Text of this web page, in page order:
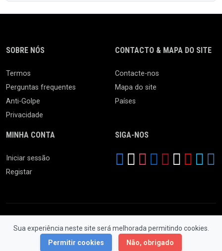
Sua experiência neste site será melhorada permitindo cookies.
Permitir cookies
Não, obrigado
SOBRE NÓS
Termos
Perguntas frequentes
Anti-Golpe
Privacidade
CONTACTO & MAPA DO SITE
Contacte-nos
Mapa do site
Países
MINHA CONTA
Iniciar sessão
Registar
SIGA-NOS
© 2026 Feira da Ladra. Todos os Direitos Reservados.